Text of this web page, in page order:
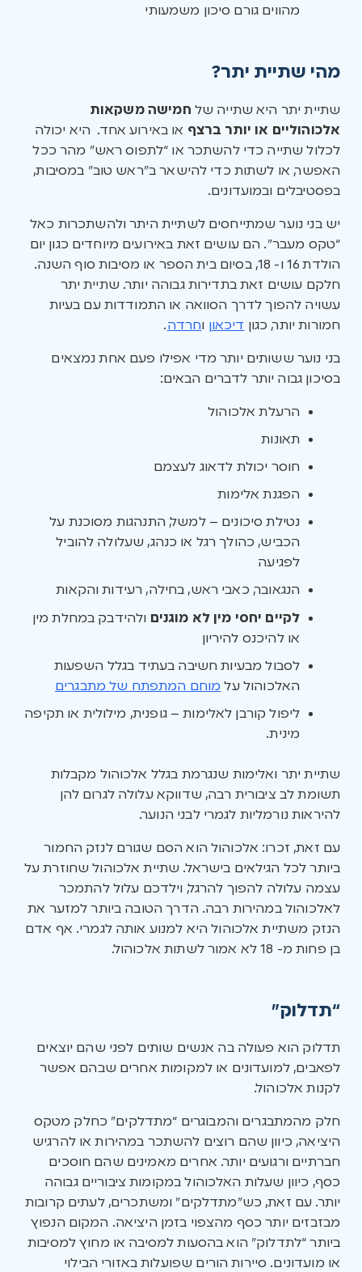
מהווים גורם סיכון משמעותי
מהי שתיית יתר?
שתיית יתר היא שתייה של חמישה משקאות
אלכוהוליים או יותר ברצף או באירוע אחד. היא יכולה
לכלול שתייה כדי להשתכר או “לתפוס ראש” מהר ככל
האפשר, או לשתות כדי להישאר ב”ראש טוב” במסיבות,
בפסטיבלים ובמועדונים.
יש בני נוער שמתייחסים לשתיית היתר ולהשתכרות כאל
“טקס מעבר”. הם עושים זאת באירועים מיוחדים כגון יום
הולדת 16 ו- 18, בסיום בית הספר או מסיבות סוף השנה.
חלקם עושים זאת בתדירות גבוהה יותר. שתיית יתר
עשויה להפוך לדרך הסוואה או התמודדות עם בעיות
חמורות יותר, כגון דיכאון וחרדה.
בני נוער ששותים יותר מדי אפילו פעם אחת נמצאים
בסיכון גבוה יותר לדברים הבאים:
הרעלת אלכוהול
תאונות
חוסר יכולת לדאוג לעצמם
הפגנת אלימות
נטילת סיכונים – למשל, התנהגות מסוכנת על
הכביש, כהולך רגל או כנהג, שעלולה להוביל
לפגיעה
הנגאובר, כאבי ראש, בחילה, רעידות והקאות
לקיים יחסי מין לא מוגנים ולהידבק במחלת מין
או להיכנס להיריון
לסבול מבעיות חשיבה בעתיד בגלל השפעות
האלכוהול על מוחם המתפתח של מתבגרים
ליפול קורבן לאלימות – גופנית, מילולית או תקיפה
מינית.
שתיית יתר ואלימות שנגרמת בגלל אלכוהול מקבלות
תשומת לב ציבורית רבה, שדווקא עלולה לגרום להן
להיראות נורמליות לגמרי לבני הנוער.
עם זאת, זכרו: אלכוהול הוא הסם שגורם לנזק החמור
ביותר לכל הגילאים בישראל. שתיית אלכוהול שחוזרת על
עצמה עלולה להפוך להרגל, וילדכם עלול להתמכר
לאלכוהול במהירות רבה. הדרך הטובה ביותר למזער את
הנזק משתיית אלכוהול היא למנוע אותה לגמרי. אף אדם
בן פחות מ- 18 לא אמור לשתות אלכוהול.
“תדלוק”
תדלוק הוא פעולה בה אנשים שותים לפני שהם יוצאים
לפאבים, למועדונים או למקומות אחרים שבהם אפשר
לקנות אלכוהול.
חלק מהמתבגרים והמבוגרים “מתדלקים” כחלק מטקס
היציאה, כיוון שהם רוצים להשתכר במהירות או להרגיש
חברתיים ורגועים יותר. אחרים מאמינים שהם חוסכים
כסף, כיוון שעלות האלכוהול במקומות ציבוריים גבוהה
יותר. עם זאת, כש”מתדלקים” ומשתכרים, לעתים קרובות
מבזבזים יותר כסף מהצפוי בזמן היציאה. המקום הנפוץ
ביותר “לתדלוק” הוא בהסעות למסיבה או מחוץ למסיבות
או מועדונים. סיירות הורים שפועלות באזורי הבילוי